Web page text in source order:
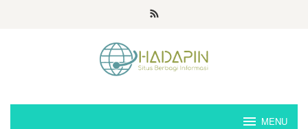
MENU